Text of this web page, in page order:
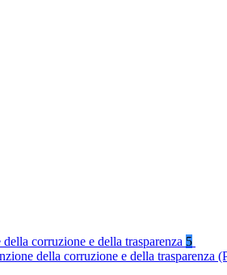
corruzione e della trasparenza 5
della corruzione e della trasparenza